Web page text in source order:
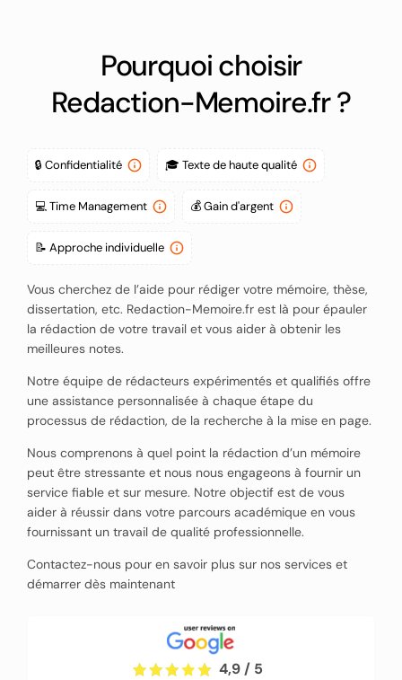
Pourquoi choisir
Redaction-Memoire.fr ?
🔒 Confidentialité 🎓 Texte de haute qualité
💻 Time Management 💰 Gain d'argent
📝 Approche individuelle
Vous cherchez de l’aide pour rédiger votre mémoire, thèse,
dissertation, etc. Redaction-Memoire.fr est là pour épauler
la rédaction de votre travail et vous aider à obtenir les
meilleures notes.
Notre équipe de rédacteurs expérimentés et qualifiés offre
une assistance personnalisée à chaque étape du
processus de rédaction, de la recherche à la mise en page.
Nous comprenons à quel point la rédaction d’un mémoire
peut être stressante et nous nous engageons à fournir un
service fiable et sur mesure. Notre objectif est de vous
aider à réussir dans votre parcours académique en vous
fournissant un travail de qualité professionnelle.
Contactez-nous pour en savoir plus sur nos services et
démarrer dès maintenant
4,9 / 5